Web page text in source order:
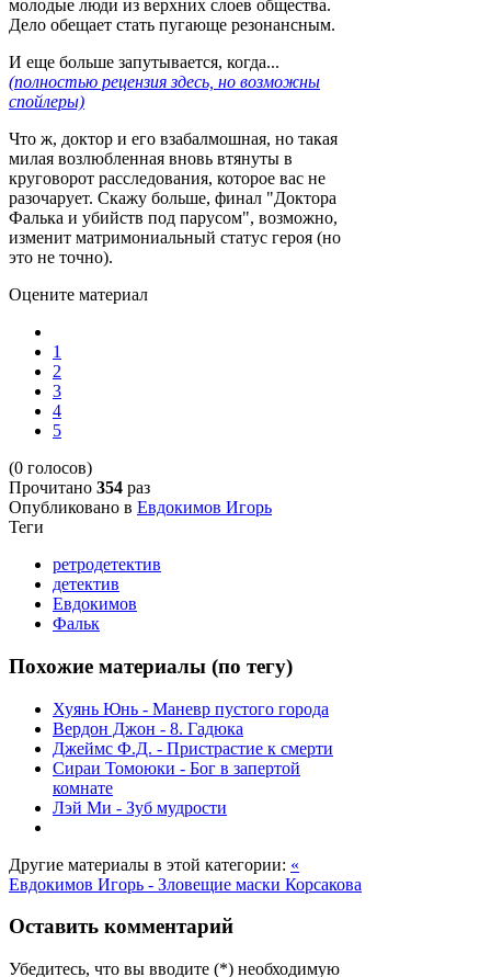
молодые люди из верхних слоев общества.
Дело обещает стать пугающе резонансным.
И еще больше запутывается, когда...
(полностью рецензия здесь, но возможны
спойлеры)
Что ж, доктор и его взабалмошная, но такая
милая возлюбленная вновь втянуты в
круговорот расследования, которое вас не
разочарует. Скажу больше, финал "Доктора
Фалька и убийств под парусом", возможно,
изменит матримониальный статус героя (но
это не точно).
Оцените материал
1
2
3
4
5
(0 голосов)
Прочитано 354 раз
Опубликовано в Евдокимов Игорь
Теги
ретродетектив
детектив
Евдокимов
Фальк
Похожие материалы (по тегу)
Хуянь Юнь - Маневр пустого города
Вердон Джон - 8. Гадюка
Джеймс Ф.Д. - Пристрастие к смерти
Сираи Томоюки - Бог в запертой
комнате
Лэй Ми - Зуб мудрости
Другие материалы в этой категории: «
Евдокимов Игорь - Зловещие маски Корсакова
Оставить комментарий
Убедитесь, что вы вводите (*) необходимую